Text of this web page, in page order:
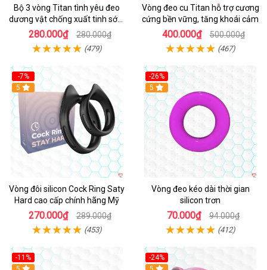
Bộ 3 vòng Titan tình yêu đeo
dương vật chống xuất tinh sớm
chất liệu silicon y tế
280.000₫ 280.000₫
(479)
Vòng đeo cu Titan hỗ trợ cương
cứng bền vững, tăng khoái cảm
400.000₫ 500.000₫
(467)
-7%
5
Vòng đôi silicon Cock Ring Saty
Hard cao cấp chính hãng Mỹ
270.000₫ 289.000₫
(453)
-26%
5
Vòng đeo kéo dài thời gian
silicon trơn
70.000₫ 94.000₫
(412)
-11%
-24%